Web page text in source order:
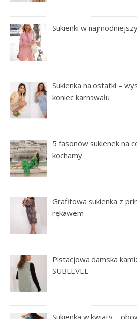
Sukienki w
Sukienka na ostatki –
koniec karnawału
5 fasonów sukienek na
kochamy
Grafitowa sukienka z
rękawem
Pistacjowa damska
SUBLEVEL
Sukienka w kwiaty –